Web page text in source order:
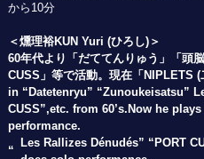
から10分
＜燻理裕KUN Yuri (ひろし)＞
60年代より「だててんりゅう」「頭
CUSS」等で活動。現在「NIPLETS
in “Datetenryu” “Zunoukeisatsu”
CUSS”,etc. from 60’s.Now he
performance.
“
Les Rallizes Dénudés” “PORT